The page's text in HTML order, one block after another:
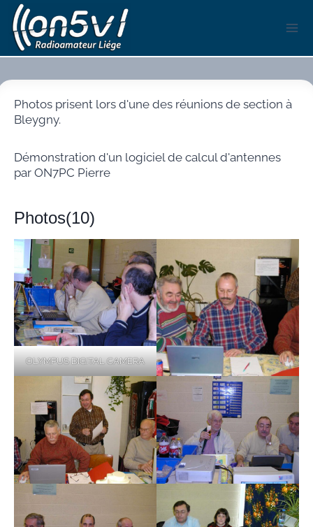
Aller
au
contenu
Photos prisent lors d'une des réunions de section à
Bleygny.
Démonstration d'un logiciel de calcul d'antennes
par ON7PC Pierre
Photos(10)
OLYMPUS DIGITAL CAMERA